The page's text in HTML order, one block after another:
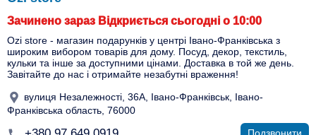
Зачинено зараз Відкриється сьогодні о 10:00
Ozi store - магазин подарунків у центрі Івано-Франківська з
широким вибором товарів для дому. Посуд, декор, текстиль,
кульки та інше за доступними цінами. Доставка в той же день.
Завітайте до нас і отримайте незабутні враження!
вулиця Незалежності, 36А, Івано-Франківськ, Івано-
Франківська область, 76000